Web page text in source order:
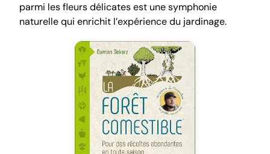
parmi les fleurs délicates est une symphonie
naturelle qui enrichit l’expérience du jardinage.